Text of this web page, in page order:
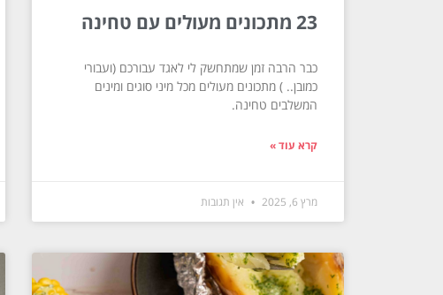
23 מתכונים מעולים עם טחינה
כבר הרבה זמן שמתחשק לי לאגד עבורכם (ועבורי
כמובן.. ) מתכונים מעולים מכל מיני סוגים ומינים
המשלבים טחינה.
קרא עוד »
מרץ 6, 2025 אין תגובות